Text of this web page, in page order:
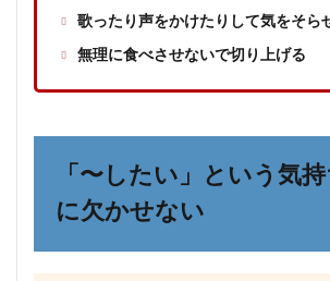
歌ったり声をかけたりして気をそら
無理に食べさせないで切り上げる
「〜したい」という気
に欠かせない